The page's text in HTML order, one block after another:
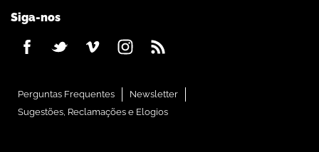
Siga-nos
Perguntas Frequentes
Newsletter
Sugestões, Reclamações e Elogios